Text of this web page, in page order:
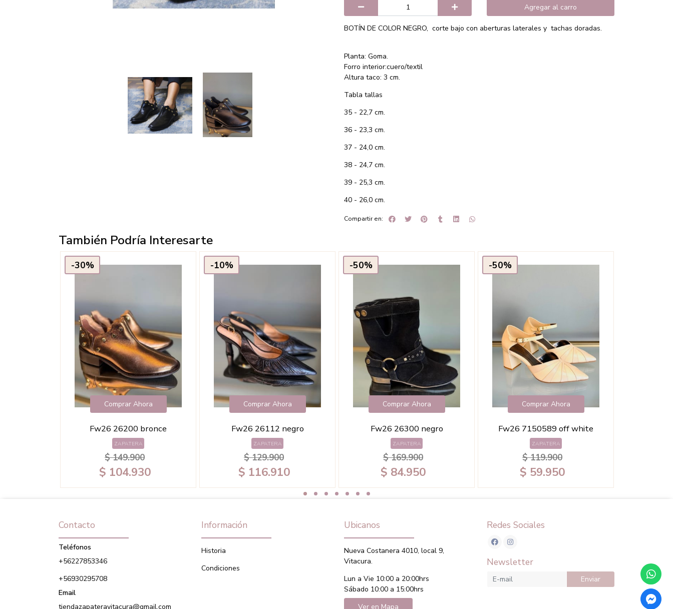
Agregar al carro
BOTÍN DE COLOR NEGRO, corte bajo con aberturas laterales y tachas doradas.
Planta: Goma.
Forro interior:cuero/textil
Altura taco: 3 cm.
Tabla tallas
35 - 22,7 cm.
36 - 23,3 cm.
37 - 24,0 cm.
38 - 24,7 cm.
39 - 25,3 cm.
40 - 26,0 cm.
Compartir en:
También Podría Interesarte
-30%
Comprar Ahora
Fw26 26200 bronce
ZAPATERA
$ 149.900
$ 104.930
-10%
Comprar Ahora
Fw26 26112 negro
ZAPATERA
$ 129.900
$ 116.910
-50%
Comprar Ahora
Fw26 26300 negro
ZAPATERA
$ 169.900
$ 84.950
-50%
Comprar Ahora
Fw26 7150589 off white
ZAPATERA
$ 119.900
$ 59.950
Contacto
Teléfonos
+56227853346
+56930295708
Email
tiendazapateravitacura@gmail.com
Información
Historia
Condiciones
Ubicanos
Nueva Costanera 4010, local 9,
Vitacura.
Lun a Vie 10:00 a 20:00hrs
Sábado 10:00 a 15:00hrs
Ver en Mapa
Redes Sociales
Newsletter
Enviar